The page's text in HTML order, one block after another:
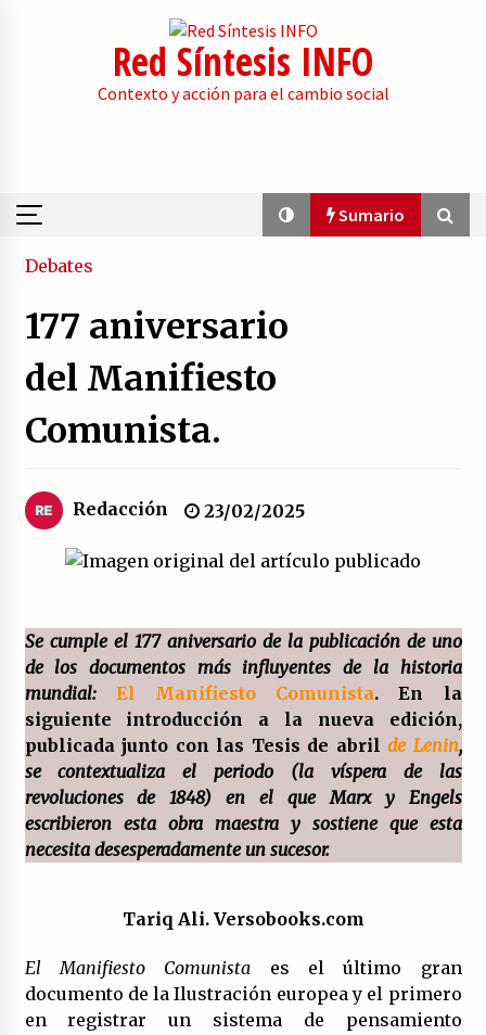
Red Síntesis INFO
Contexto y acción para el cambio social
Sumario
Sumario
La psicología de la desinformación y los
21/07/2026
Movilización social contra los presupuestos
políticos.
¿Son marxistas las publicaciones de la
Fundación de Investigaciones Marxistas (FIM)
del PCE?
20/07/2026
¿Por qué la «unidad de las izquierdas» es un
callejón sin salida?
19/07/2026
Polarizada y movilizada, la ciudadanía no se
queda en casa.
17/07/2026
Debates
177 aniversario
del Manifiesto
Comunista.
Redacción 23/02/2025
Se cumple el 177 aniversario de la publicación de uno
de los documentos más influyentes de la historia
mundial: El Manifiesto Comunista. En la
siguiente introducción a la nueva edición,
publicada junto con las Tesis de abril de Lenin,
se contextualiza el periodo (la víspera de las
revoluciones de 1848) en el que Marx y Engels
escribieron esta obra maestra y sostiene que esta
necesita desesperadamente un sucesor.
Tariq Ali. Versobooks.com
El Manifiesto Comunista es el último gran
documento de la Ilustración europea y el primero
en registrar un sistema de pensamiento